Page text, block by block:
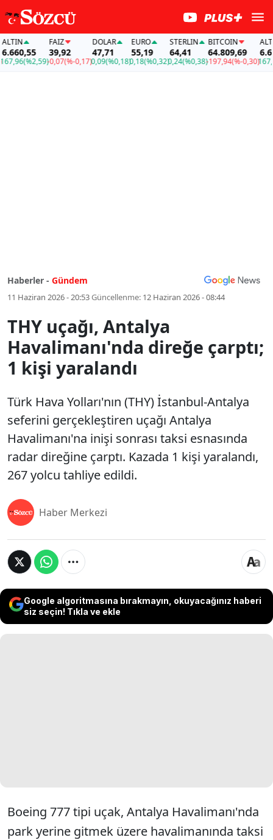
(%2,59)
FAİZ
39,92
-0,07(%-0,17)
DOLAR
47,71
0,09(%0,18)
EURO
55,19
0,18(%0,32)
STERLIN
64,41
0,24(%0,38)
BITCOIN
64.809,69
-197,94(%-0,30)
ALTIN
167,96
Haberler - Gündem
11 Haziran 2026 - 20:53Güncellenme: 12 Haziran 2026 - 08:44
THY uçağı, Antalya
Havalimanı'nda direğe çarptı;
1 kişi yaralandı
Türk Hava Yolları'nın (THY) İstanbul-Antalya
seferini gerçekleştiren uçağı Antalya
Havalimanı'na inişi sonrası taksi esnasında
radar direğine çarptı. Kazada 1 kişi yaralandı,
267 yolcu tahliye edildi.
Haber Merkezi
Google algoritmasına bırakmayın, okuyacağınız haberi
siz seçin! Tıkla ve ekle
Boeing 777 tipi uçak, Antalya Havalimanı'nda
park yerine gitmek üzere havalimanında taksi